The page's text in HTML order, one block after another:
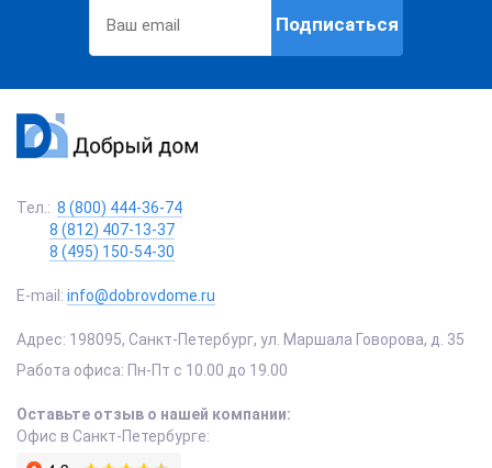
Подписаться
Тел.: 8 (800) 444-36-74
8 (812) 407-13-37
8 (495) 150-54-30
E-mail: info@dobrovdome.ru
Адрес: 198095, Санкт-Петербург, ул. Маршала Говорова, д. 35
Работа офиса: Пн-Пт с 10.00 до 19.00
Оставьте отзыв о нашей компании:
Офис в Санкт-Петербурге: